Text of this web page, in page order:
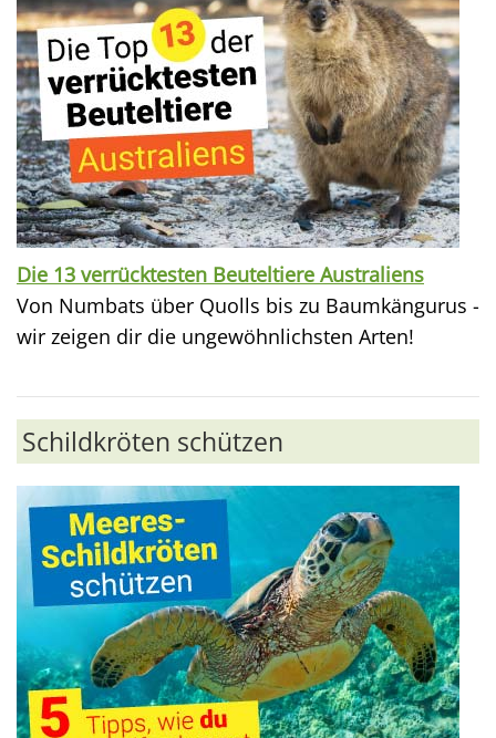
Die 13 verrücktesten Beuteltiere Australiens
Von Numbats über Quolls bis zu Baumkängurus -
wir zeigen dir die ungewöhnlichsten Arten!
Schildkröten schützen